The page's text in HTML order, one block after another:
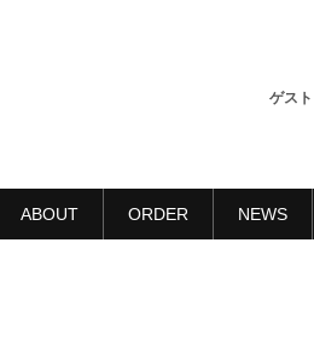
ゲスト
ABOUT ORDER NEWS